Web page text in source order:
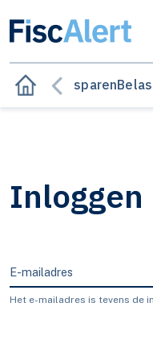
Besparen
Inloggen
E-mailadres
Het e-mailadres is tevens de